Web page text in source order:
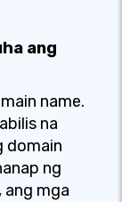
ang
name.
na
domain
ng
ang mga